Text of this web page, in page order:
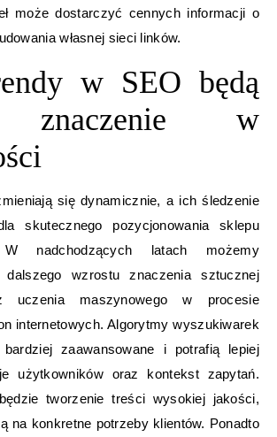
może dostarczyć cennych informacji o
własnej sieci linków.
w SEO będą
znaczenie w
się dynamicznie, a ich śledzenie
skutecznego pozycjonowania sklepu
W nadchodzących latach możemy
wzrostu znaczenia sztucznej
uczenia maszynowego w procesie
internetowych. Algorytmy wyszukiwarek
zaawansowane i potrafią lepiej
użytkowników oraz kontekst zapytań.
tworzenie treści wysokiej jakości,
na konkretne potrzeby klientów. Ponadto